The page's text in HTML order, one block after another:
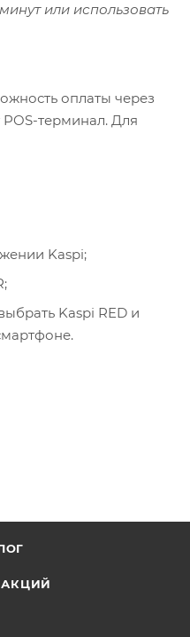
или использовать
оплаты через
POS-терминал. Для
Kaspi;
Kaspi RED и
АКЦИЙ